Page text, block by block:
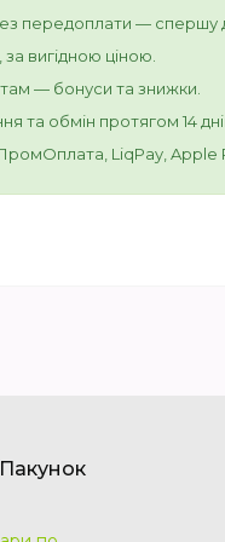
передоплати — спершу
за вигідною ціною.
— бонуси та знижки.
та обмін протягом 14
LiqPay, Apple